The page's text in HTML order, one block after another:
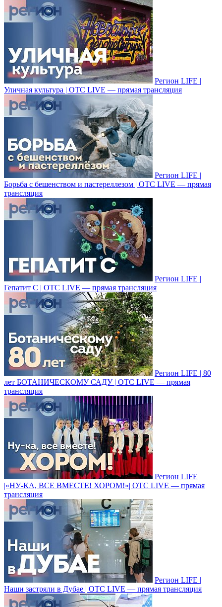
Регион LIFE |
Уличная культура | ОТС LIVE — прямая трансляция
Регион LIFE |
Борьба с бешенством и пастереллезом | ОТС LIVE — прямая
трансляция
Регион LIFE |
Гепатит С | ОТС LIVE — прямая трансляция
Регион LIFE | 80
лет БОТАНИЧЕСКОМУ САДУ | ОТС LIVE — прямая
трансляция
Регион LIFE
|«НУ-КА, ВСЕ ВМЕСТЕ! ХОРОМ!»| ОТС LIVE — прямая
трансляция
Регион LIFE |
Наши застряли в Дубае | ОТС LIVE — прямая трансляция